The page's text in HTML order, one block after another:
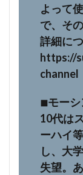
よって
で、そ
詳細に
https://
channel
◾︎モー
10代は
ーハイ
し、大
失望。